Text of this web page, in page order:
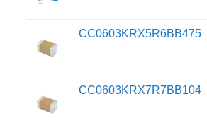
CC0603KRX5R6BB475
CC0603KRX7R7BB104